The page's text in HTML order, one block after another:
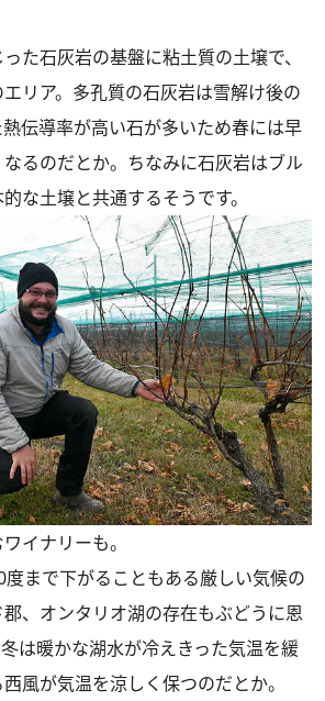
た石灰岩の基盤に粘土質の土壌で、
リア。多孔質の石灰岩は雪解け後の
伝導率が高い石が多いため春には早
るのだとか。ちなみに石灰岩はブル
な土壌と共通するそうです。
イナリーも。
まで下がることもある厳しい気候の
、オンタリオ湖の存在もぶどうに恩
は暖かな湖水が冷えきった気温を緩
風が気温を涼しく保つのだとか。